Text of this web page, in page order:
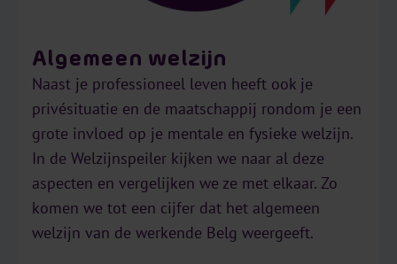
Algemeen welzijn
Naast je professioneel leven heeft ook je
privésituatie en de maatschappij rondom je een
grote invloed op je mentale en fysieke welzijn.
In de Welzijnspeiler kijken we naar al deze
aspecten en vergelijken we ze met elkaar. Zo
komen we tot een cijfer dat het algemeen
welzijn van de werkende Belg weergeeft.